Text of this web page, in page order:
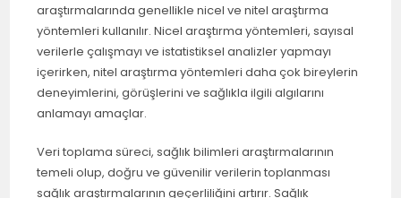
araştırmalarında genellikle nicel ve nitel araştırma
yöntemleri kullanılır. Nicel araştırma yöntemleri, sayısal
verilerle çalışmayı ve istatistiksel analizler yapmayı
içerirken, nitel araştırma yöntemleri daha çok bireylerin
deneyimlerini, görüşlerini ve sağlıkla ilgili algılarını
anlamayı amaçlar.
Veri toplama süreci, sağlık bilimleri araştırmalarının
temeli olup, doğru ve güvenilir verilerin toplanması
sağlık araştırmalarının geçerliliğini artırır. Sağlık